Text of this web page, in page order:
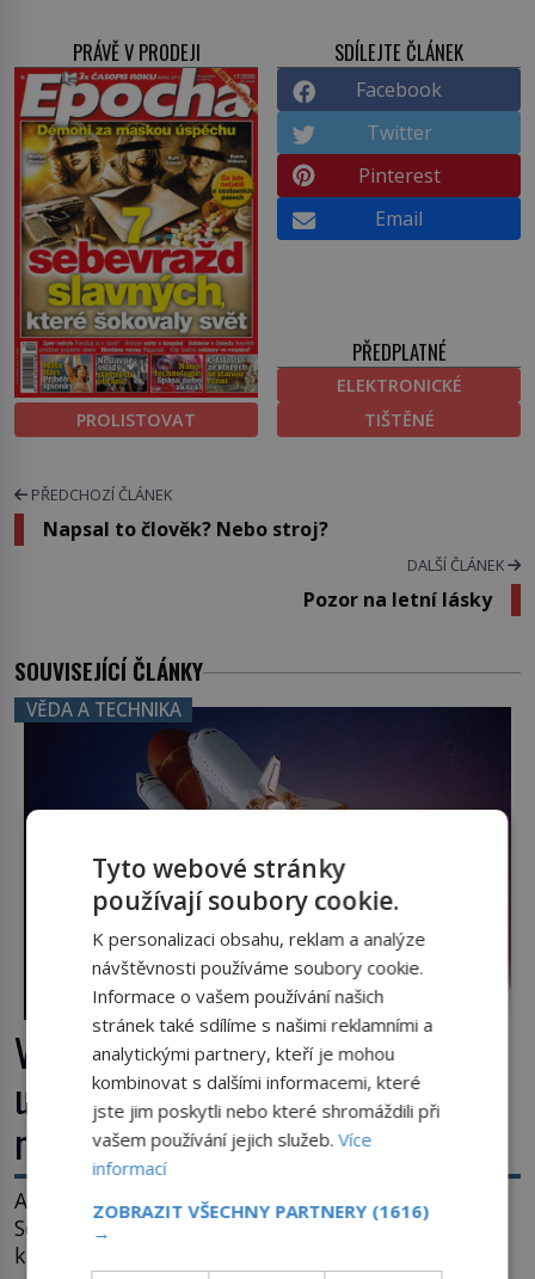
PRÁVĚ V PRODEJI
PROLISTOVAT
SDÍLEJTE ČLÁNEK
Facebook
Twitter
Pinterest
Email
PŘEDPLATNÉ
ELEKTRONICKÉ
TIŠTĚNÉ
PŘEDCHOZÍ ČLÁNEK
Napsal to člověk? Nebo stroj?
DALŠÍ ČLÁNEK
Pozor na letní lásky
SOUVISEJÍCÍ ČLÁNKY
VĚDA A TECHNIKA
Výbuch, muzeum a promenáda v
ulicích. Pět osudů nejslavnějších
raketoplánů
Ani zima nezkazí přítomným slavnostní okamžik.
Se slunečními brýlemi hledí na startující raketu,
která má do vesmíru vynést kromě posádky také
Tyto webové stránky
používají soubory cookie.
K personalizaci obsahu, reklam a analýze
návštěvnosti používáme soubory cookie.
Informace o vašem používání našich
stránek také sdílíme s našimi reklamními a
analytickými partnery, kteří je mohou
kombinovat s dalšími informacemi, které
jste jim poskytli nebo které shromáždili při
vašem používání jejich služeb.Více
informací
ZOBRAZIT VŠECHNY PARTNERY (1616)
→